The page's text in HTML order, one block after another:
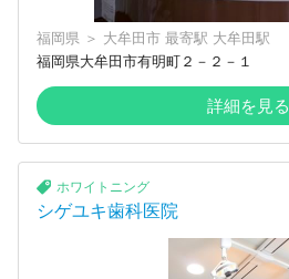
福岡県 ＞ 大牟田市 最寄駅 大牟田駅
福岡県大牟田市有明町２－２－１
詳細を見る
ホワイトニング
シゲユキ歯科医院